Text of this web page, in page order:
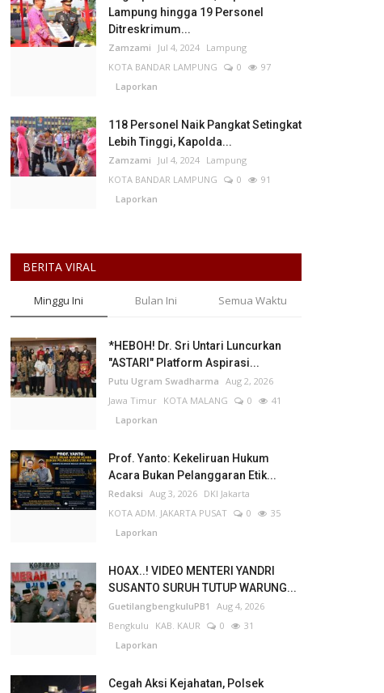
Lampung hingga 19 Personel
Ditreskrimum...
Zamzami Jul 4, 2024 Lampung
KOTA BANDAR LAMPUNG
0
97
Laporkan
118 Personel Naik Pangkat Setingkat
Lebih Tinggi, Kapolda...
Zamzami Jul 4, 2024 Lampung
KOTA BANDAR LAMPUNG
0
91
Laporkan
BERITA VIRAL
Minggu Ini Bulan Ini Semua Waktu
*HEBOH! Dr. Sri Untari Luncurkan
"ASTARI" Platform Aspirasi...
Putu Ugram Swadharma Aug 2, 2026
Jawa Timur KOTA MALANG 0
41
Laporkan
Prof. Yanto: Kekeliruan Hukum
Acara Bukan Pelanggaran Etik...
Redaksi Aug 3, 2026 DKI Jakarta
KOTA ADM. JAKARTA PUSAT
0
35
Laporkan
HOAX..! VIDEO MENTERI YANDRI
SUSANTO SURUH TUTUP WARUNG...
GuetilangbengkuluPB1
Aug 4, 2026
Bengkulu
KAB. KAUR 0
31
Laporkan
Cegah Aksi Kejahatan, Polsek